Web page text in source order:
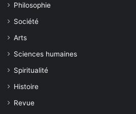
Philosophie
Société
Arts
Sciences humaines
Spiritualité
Histoire
Revue